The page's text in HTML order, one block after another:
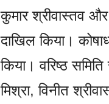
कुमार श्रीवास्तव
दाखिल किया।
किया। वरिष्ठ
मिश्रा, विनीत